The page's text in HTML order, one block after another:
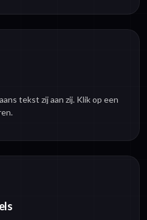
tekst zij aan zij. Klik op een